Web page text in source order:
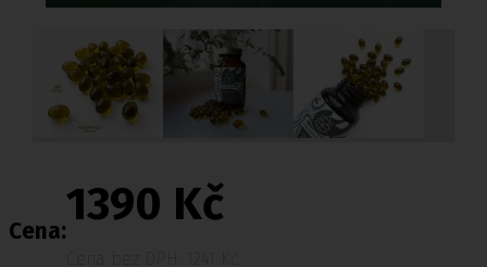
Cena:
1390 Kč